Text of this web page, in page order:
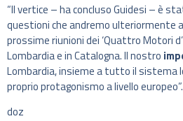
“Il vertice – ha concluso Guidesi – è
questioni che andremo ulteriormente
prossime riunioni dei ‘Quattro Motori
Lombardia e in Catalogna. Il nostro
Lombardia, insieme a tutto il sistema
proprio protagonismo a livello europeo”.
doz